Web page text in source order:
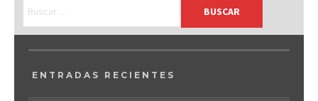
ENTRADAS RECIENTES